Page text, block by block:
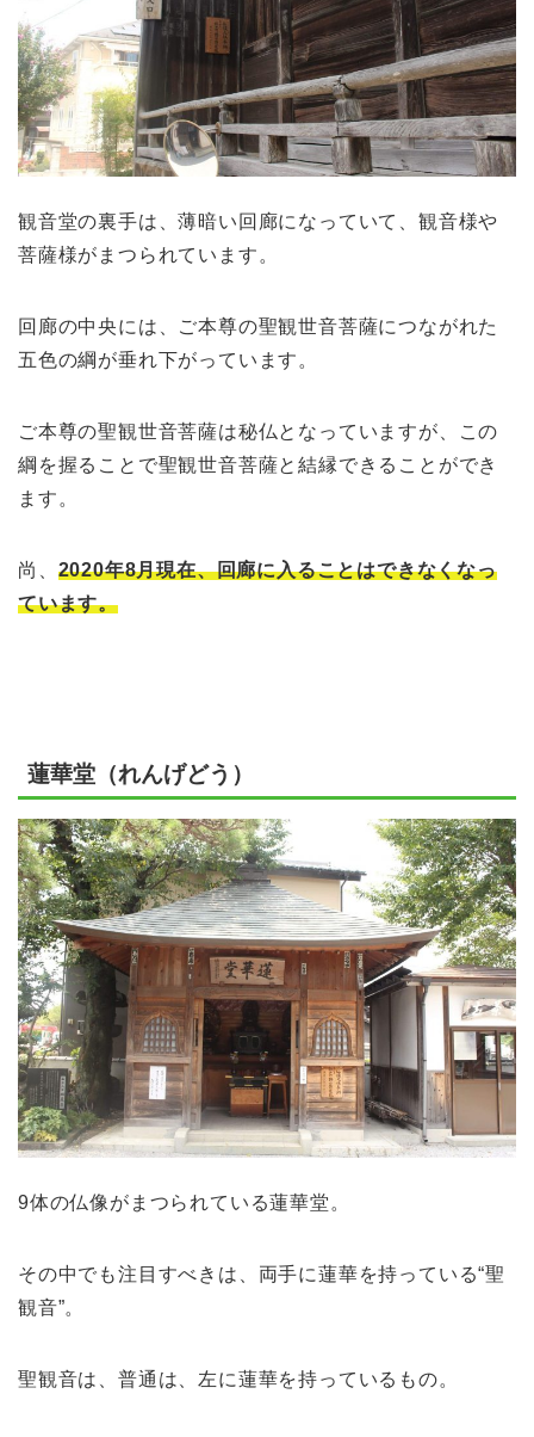
観音堂の裏手は、薄暗い回廊になっていて、観音様や
菩薩様がまつられています。
回廊の中央には、ご本尊の聖観世音菩薩につながれた
五色の綱が垂れ下がっています。
ご本尊の聖観世音菩薩は秘仏となっていますが、この
綱を握ることで聖観世音菩薩と結縁できることができ
ます。
尚、 2020年8月現在、回廊に入ることはできなくなっ
ています。
蓮華堂（れんげどう）
9体の仏像がまつられている蓮華堂。
その中でも注目すべきは、両手に蓮華を持っている“聖
観音”。
聖観音は、普通は、左に蓮華を持っているもの。